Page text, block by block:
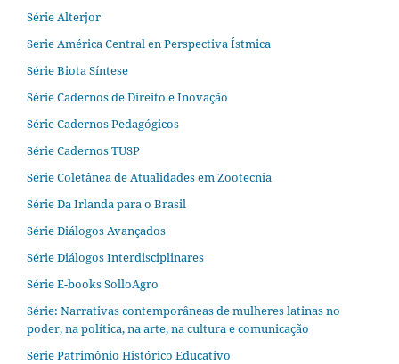
Série Alterjor
Serie América Central en Perspectiva Ístmica
Série Biota Síntese
Série Cadernos de Direito e Inovação
Série Cadernos Pedagógicos
Série Cadernos TUSP
Série Coletânea de Atualidades em Zootecnia
Série Da Irlanda para o Brasil
Série Diálogos Avançados
Série Diálogos Interdisciplinares
Série E-books SolloAgro
Série: Narrativas contemporâneas de mulheres latinas no
poder, na política, na arte, na cultura e comunicação
Série Patrimônio Histórico Educativo